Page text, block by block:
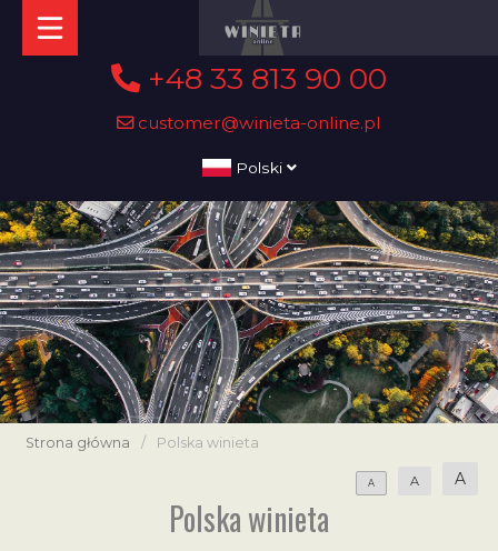
+48 33 813 90 00
customer@winieta-online.pl
Polski
Strona główna / Polska winieta
A A A
Polska winieta